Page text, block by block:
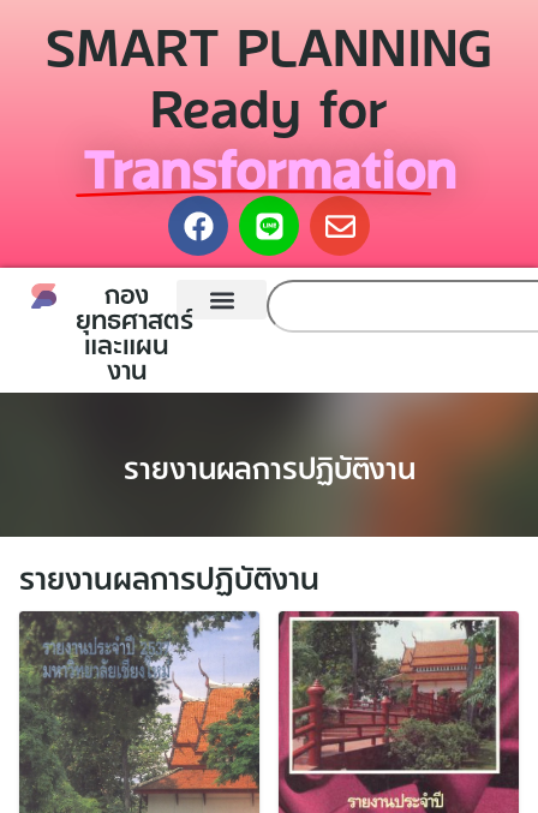
SMART PLANNING
Ready for
Transformation
กอง
ยุทธศาสตร์
และแผน
งาน
รายงานผลการปฏิบัติงาน
รายงานผลการปฏิบัติงาน